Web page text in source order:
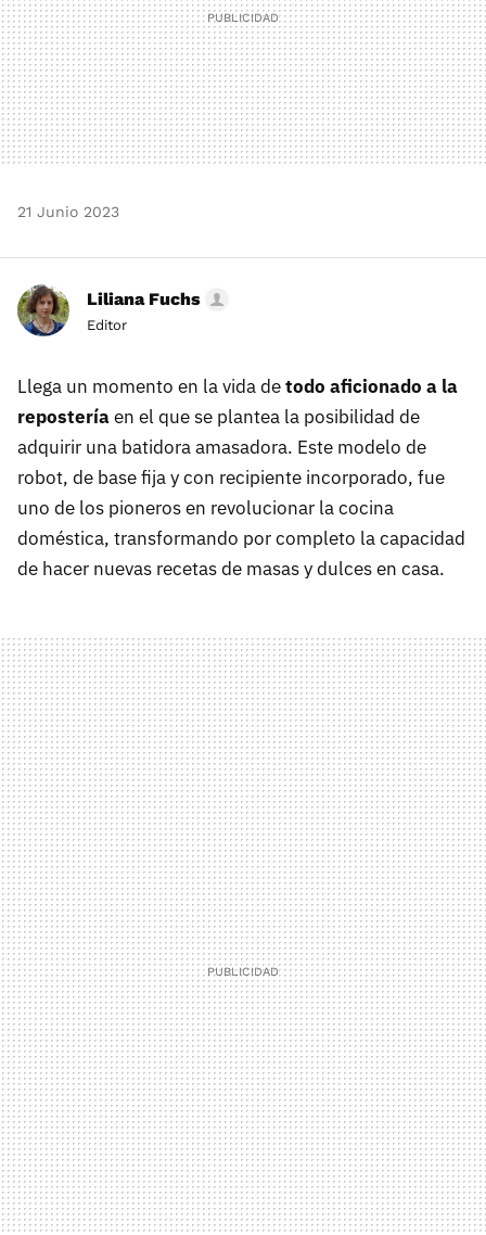
21 Junio 2023
Liliana Fuchs
Editor
Llega un momento en la vida detodo aficionado a la
reposteríaen el que se plantea la posibilidad de
adquirir una batidora amasadora. Este modelo de
robot, de base fija y con recipiente incorporado, fue
uno de los pioneros en revolucionar la cocina
doméstica, transformando por completo la capacidad
de hacer nuevas recetas de masas y dulces en casa.